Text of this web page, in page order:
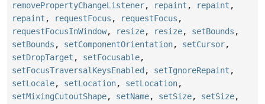
removePropertyChangeListener, repaint , repaint ,
repaint , requestFocus , requestFocus ,
requestFocusInWindow, resize, resize, setBounds ,
setBounds , setComponentOrientation, setCursor,
setDropTarget , setFocusable,
setFocusTraversalKeysEnabled , setIgnoreRepaint ,
setLocale, setLocation, setLocation,
setMixingCutoutShape, setName, setSize, setSize,